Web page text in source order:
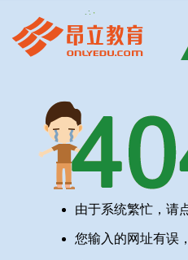
由于系统繁忙，请
您输入的网址有误